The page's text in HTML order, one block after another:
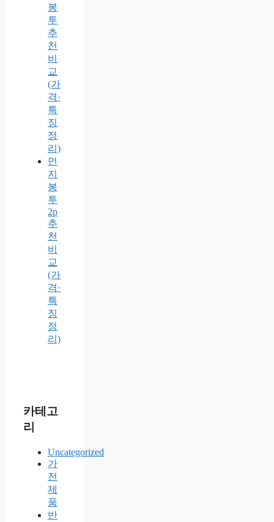
봉
투
추
천
비
교
(가
격·
특
징
정
리)
먼
지
봉
투
2p
추
천
비
교
(가
격·
특
징
정
리)
카테고
리
Uncategorized
가
전
제
품
반